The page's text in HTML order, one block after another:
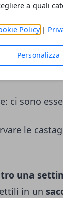
a quali
Policy|
Personalizza
castagne
grandi
e
ci sono
le
una
in un